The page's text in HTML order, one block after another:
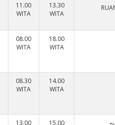
11.00
WITA
13.30
WITA
08.00
WITA
18.00
WITA
08.30
WITA
14.00
WITA
13.00
15.00